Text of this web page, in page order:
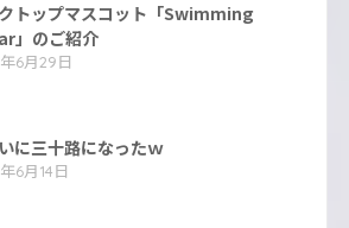
トップマスコット「Swimming
」のご紹介
6月29日
に三十路になったｗ
6月14日